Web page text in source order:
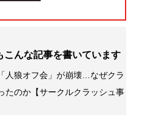
こんな記事を書いています
人狼オフ会」が崩壊…なぜクラ
たのか【サークルクラッシュ事